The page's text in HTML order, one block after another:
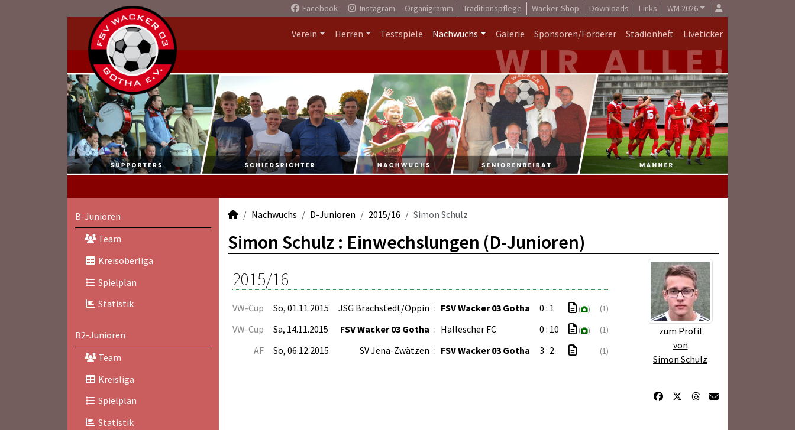
Facebook Instagram Organigramm Traditionspflege Wacker-Shop Downloads Links WM 2026
Verein Herren Testspiele Nachwuchs Galerie Sponsoren/Förderer Stadionheft Liveticker
B-Junioren
Team
Kreisoberliga
Spielplan
Statistik
B2-Junioren
Team
Kreisliga
Spielplan
Statistik
Nachwuchs D-Junioren 2015/16 Simon Schulz
Simon Schulz : Einwechslungen (D-Junioren)
zum Profil
von
Simon Schulz
2015/16
VW-Cup So, 01.11.2015 JSG Brachstedt/Oppin : FSV Wacker 03 Gotha 0 : 1 ( ) (1)
VW-Cup Sa, 14.11.2015 FSV Wacker 03 Gotha : Hallescher FC 0 : 10 ( ) (1)
AF So, 06.12.2015 SV Jena-Zwätzen : FSV Wacker 03 Gotha 3 : 2 (1)